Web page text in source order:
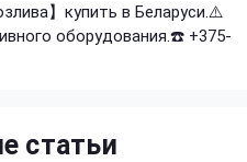
】купить в Беларуси.⚠️
оборудования.☎️ +375-
статьи